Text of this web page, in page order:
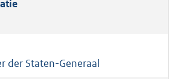
der Staten-Generaal